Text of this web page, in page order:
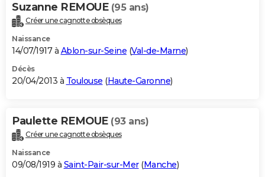
Suzanne REMOUE (95 ans)
Créer une cagnotte obsèques
Naissance
14/07/1917 à Ablon-sur-Seine (Val-de-Marne)
Décès
20/04/2013 à Toulouse (Haute-Garonne)
Paulette REMOUE (93 ans)
Créer une cagnotte obsèques
Naissance
09/08/1919 à Saint-Pair-sur-Mer(Manche)